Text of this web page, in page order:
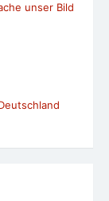
unser Bild